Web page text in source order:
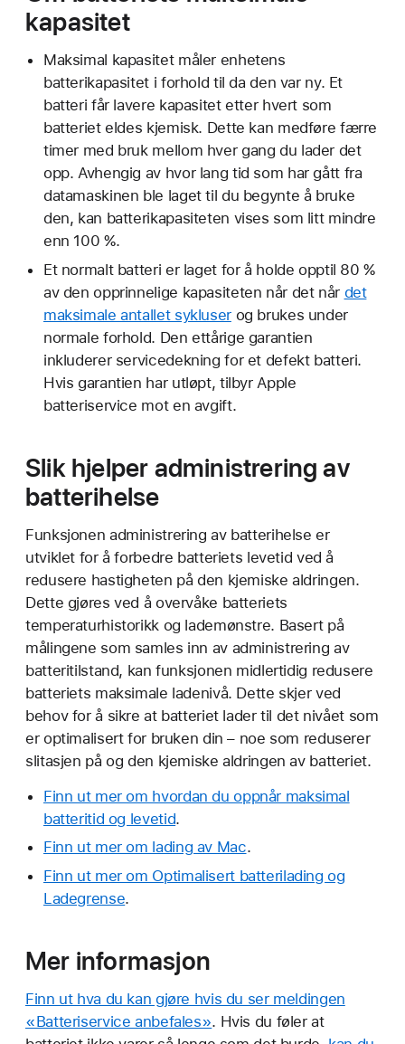
kapasitet
Maksimal kapasitet måler enhetens
batterikapasitet i forhold til da den var ny. Et
batteri får lavere kapasitet etter hvert som
batteriet eldes kjemisk. Dette kan medføre færre
timer med bruk mellom hver gang du lader det
opp. Avhengig av hvor lang tid som har gått fra
datamaskinen ble laget til du begynte å bruke
den, kan batterikapasiteten vises som litt mindre
enn 100 %.
Et normalt batteri er laget for å holde opptil 80 %
av den opprinnelige kapasiteten når det når det
maksimale antallet sykluserog brukes under
normale forhold. Den ettårige garantien
inkluderer servicedekning for et defekt batteri.
Hvis garantien har utløpt, tilbyr Apple
batteriservice mot en avgift.
Slik hjelper administrering av
batterihelse
Funksjonen administrering av batterihelse er
utviklet for å forbedre batteriets levetid ved å
redusere hastigheten på den kjemiske aldringen.
Dette gjøres ved å overvåke batteriets
temperaturhistorikk og lademønstre. Basert på
målingene som samles inn av administrering av
batteritilstand, kan funksjonen midlertidig redusere
batteriets maksimale ladenivå. Dette skjer ved
behov for å sikre at batteriet lader til det nivået som
er optimalisert for bruken din – noe som reduserer
slitasjen på og den kjemiske aldringen av batteriet.
Finn ut mer om hvordan du oppnår maksimal
batteritid og levetid.
Finn ut mer om lading av Mac.
Finn ut mer om Optimalisert batterilading og
Ladegrense.
Mer informasjon
Finn ut hva du kan gjøre hvis du ser meldingen
«Batteriservice anbefales». Hvis du føler at